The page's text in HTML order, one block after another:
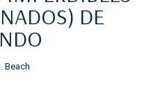
DE
Beach